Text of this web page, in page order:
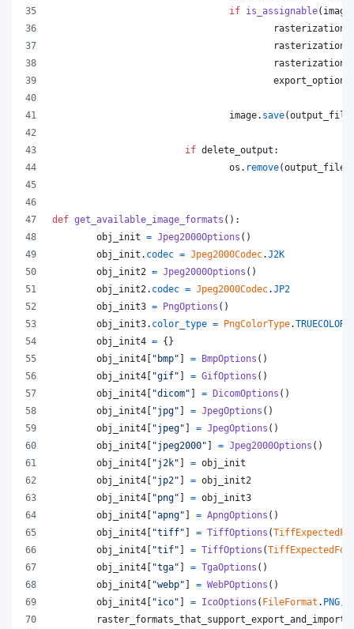
if is_assignable( image
export_options
image. save(output_file
if delete_output :
os . remove(output_file
def get_available_image_formats ():
obj_init = Jpeg2000Options ()
obj_init . codec = Jpeg2000Codec.J2K
obj_init2 = Jpeg2000Options ()
obj_init2 . codec = Jpeg2000Codec.JP2
obj_init3 = PngOptions ()
obj_init3. color_type = PngColorType.
obj_init4 = {}
obj_init4 [ "bmp" ] = BmpOptions ()
obj_init4 [ "gif" ] = GifOptions ()
obj_init4 [ "dicom" ] = DicomOptions ()
obj_init4 [ "jpg" ] = JpegOptions ()
obj_init4 [ "jpeg" ] = JpegOptions ()
obj_init4 [ "jpeg2000" ] = Jpeg2000Options ()
obj_init4 [ "j2k" ] = obj_init
obj_init4 [ "jp2" ] = obj_init2
obj_init4 [ "png" ] = obj_init3
obj_init4 [ "apng" ] = ApngOptions ()
obj_init4 [ "tiff" ] = TiffOptions (
obj_init4 [ "tif" ] = TiffOptions (
obj_init4 [ "tga" ] = TgaOptions ()
obj_init4 [ "webp" ] = WebPOptions ()
obj_init4 [ "ico" ] = IcoOptions ( FileFormat . PNG
raster_formats_that_support_export_and_import